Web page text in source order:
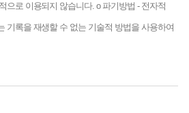
으로 이용되지 않습니다. ο 파기방법 - 전자적
기록을 재생할 수 없는 기술적 방법을 사용하여